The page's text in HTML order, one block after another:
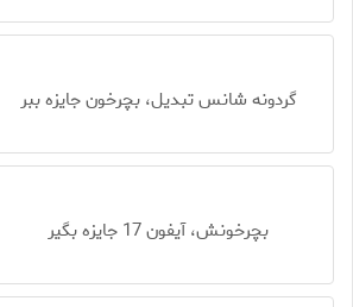
گردونه شانس تبدیل، بچرخون جایزه ببر
بچرخونش، آیفون 17 جایزه بگیر